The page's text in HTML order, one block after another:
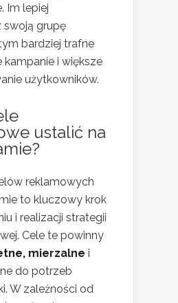
Im lepiej
swoją grupę
bardziej trafne
kampanie i większe
użytkowników.
ustalić na
reklamowych
to kluczowy krok
i realizacji strategii
Cele te powinny
mierzalne i
do potrzeb
W zależności od